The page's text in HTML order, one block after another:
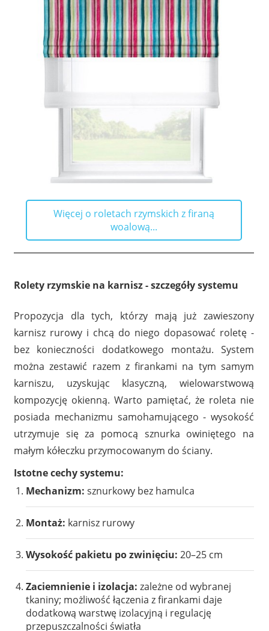
Więcej o roletach rzymskich z firaną
woalową...
Rolety rzymskie na karnisz - szczegóły systemu
Propozycja dla tych, którzy mają już zawieszony
karnisz rurowy i chcą do niego dopasować roletę -
bez konieczności dodatkowego montażu. System
można zestawić razem z firankami na tym samym
karniszu, uzyskując klasyczną, wielowarstwową
kompozycję okienną. Warto pamiętać, że roleta nie
posiada mechanizmu samohamującego - wysokość
utrzymuje się za pomocą sznurka owiniętego na
małym kółeczku przymocowanym do ściany.
Istotne cechy systemu:
Mechanizm: sznurkowy bez hamulca
Montaż: karnisz rurowy
Wysokość pakietu po zwinięciu: 20–25 cm
Zaciemnienie i izolacja: zależne od wybranej
tkaniny; możliwość łączenia z firankami daje
dodatkową warstwę izolacyjną i regulację
przepuszczalności światła